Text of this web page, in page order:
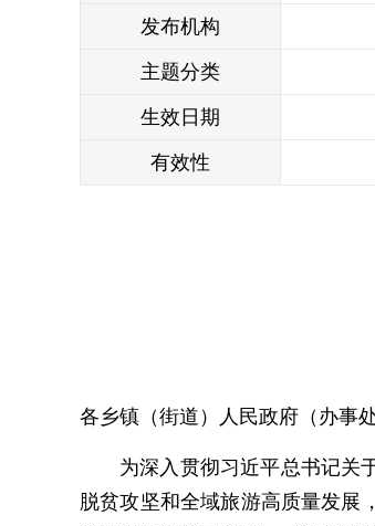
发布机构
主题分类
生效日期
有效性
各乡镇（街道）人民政府（办事
为深入贯彻习近平总书记关
脱贫攻坚和全域旅游高质量发展